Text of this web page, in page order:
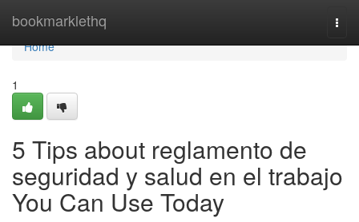
bookmarklethq
Home
Home
1
5 Tips about reglamento de
seguridad y salud en el trabajo
You Can Use Today